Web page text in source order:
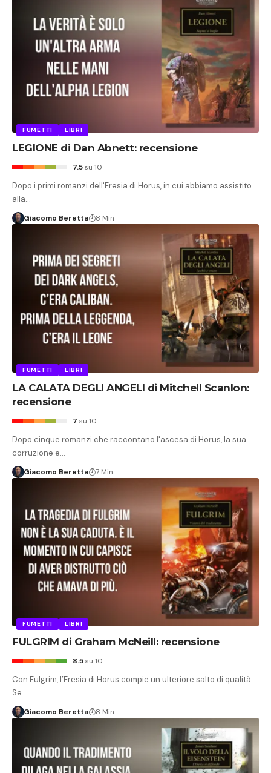
FUMETTI LIBRI
LEGIONE di Dan Abnett: recensione
7.5su 10
Dopo i primi romanzi dell'Eresia di Horus, in cui abbiamo assistito
alla…
Giacomo Beretta 8 Min
FUMETTI LIBRI
LA CALATA DEGLI ANGELI di Mitchell Scanlon:
recensione
7 su 10
Dopo cinque romanzi che raccontano l'ascesa di Horus, la sua
corruzione e…
Giacomo Beretta 7 Min
FUMETTI LIBRI
FULGRIM di Graham McNeill: recensione
8.5su 10
Con Fulgrim, l’Eresia di Horus compie un ulteriore salto di qualità.
Se…
Giacomo Beretta 8 Min